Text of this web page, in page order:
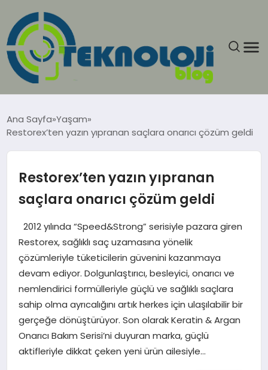
EĞITIM
EKONOMI
GÜNDEM
YAŞAM
Ana Sayfa Yaşam
Restorex’ten yazın yıpranan saçlara onarıcı çözüm geldi
Restorex’ten yazın yıpranan
saçlara onarıcı çözüm geldi
2012 yılında “Speed&Strong” serisiyle pazara giren
Restorex, sağlıklı saç uzamasına yönelik
çözümleriyle tüketicilerin güvenini kazanmaya
devam ediyor. Dolgunlaştırıcı, besleyici, onarıcı ve
nemlendirici formülleriyle güçlü ve sağlıklı saçlara
sahip olma ayrıcalığını artık herkes için ulaşılabilir bir
gerçeğe dönüştürüyor. Son olarak Keratin & Argan
Onarıcı Bakım Serisi’ni duyuran marka, güçlü
aktifleriyle dikkat çeken yeni ürün ailesiyle…